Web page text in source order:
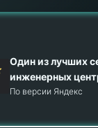
Один из лучших
инженерных
По версии Яндекс